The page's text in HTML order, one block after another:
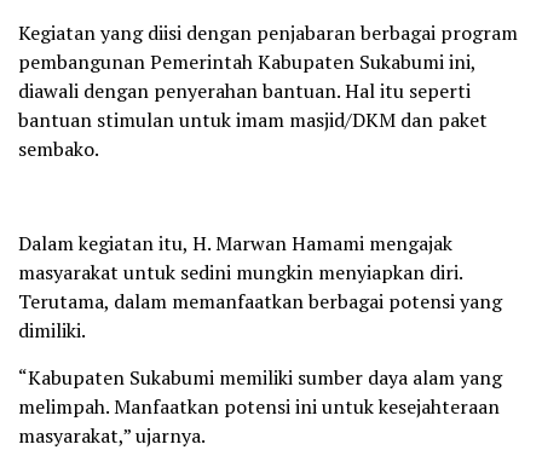
Kegiatan yang diisi dengan penjabaran berbagai program
pembangunan Pemerintah Kabupaten Sukabumi ini,
diawali dengan penyerahan bantuan. Hal itu seperti
bantuan stimulan untuk imam masjid/DKM dan paket
sembako.
Dalam kegiatan itu, H. Marwan Hamami mengajak
masyarakat untuk sedini mungkin menyiapkan diri.
Terutama, dalam memanfaatkan berbagai potensi yang
dimiliki.
“Kabupaten Sukabumi memiliki sumber daya alam yang
melimpah. Manfaatkan potensi ini untuk kesejahteraan
masyarakat,” ujarnya.